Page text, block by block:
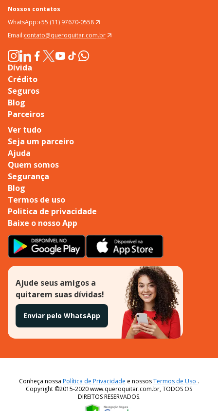
Nossos contatos
WhatsApp:+55 (11) 97670-0558
Email:contato@queroquitar.com.br
Dívida
Crédito
Seguros
Blog
Parceiros
Ver tudo
Seja um parceiro
Ajuda
Quem somos
Segurança
Blog
Termos de uso
Politica de privacidade
Baixe o nosso App
Ajude seus amigos a
quitarem suas dívidas!
Enviar pelo WhatsApp
Conheça nossa Política de Privacidade e nossosTermos de Uso .
Copyright ©2015-2020 www.queroquitar.com.br, TODOS OS
DIREITOS RESERVADOS.